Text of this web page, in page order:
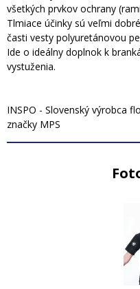
všetkých prvkov ochrany
Tlmiace účinky sú veľmi
časti vesty polyuretánovou
Ide o ideálny doplnok k
vystuženia.
INSPO - Slovenský výrobca
značky MPS